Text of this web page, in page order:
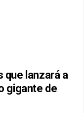
que lanzará a
gigante de